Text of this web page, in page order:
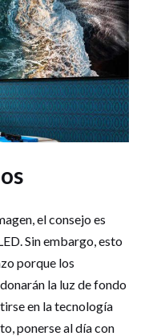
el consejo es
Sin embargo, esto
porque los
la luz de fondo
en la tecnología
ponerse al día con